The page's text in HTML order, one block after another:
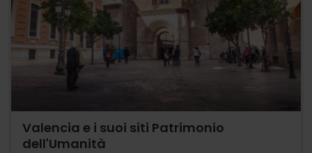
Valencia e i suoi siti Patrimonio
dell'Umanità